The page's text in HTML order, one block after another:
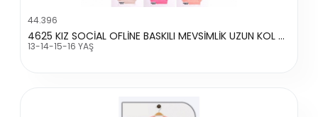
44.396
4625 KIZ SOCİAL OFLİNE BASKILI MEVSİMLİK UZUN KOL TİŞÖRT
13-14-15-16 YAŞ